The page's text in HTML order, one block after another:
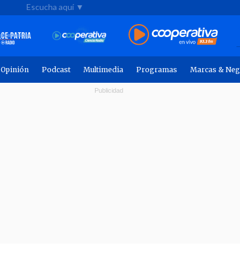
Escucha aquí ▼
Opinión Podcast Multimedia Programas Marcas &